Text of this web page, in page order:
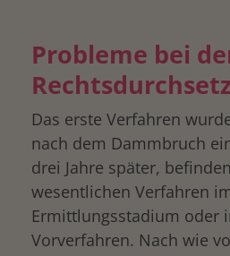
Probleme bei
Das erste Verfahren
nach dem Dammbruch
drei Jahre später,
wesentlichen Verfahren
Ermittlungsstadium oder
Vorverfahren. Nach wie